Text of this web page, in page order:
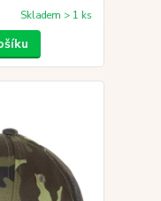
Skladem > 1 ks